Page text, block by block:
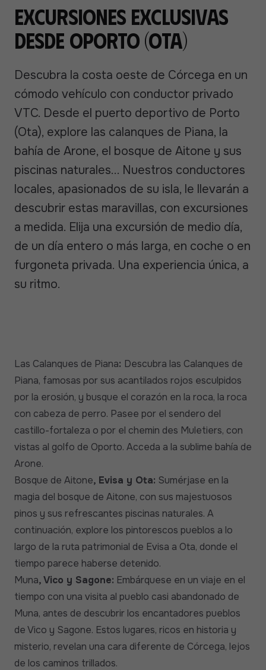
Excursiones exclusivas
desde Oporto (Ota)
Descubra la costa oeste de Córcega en un
cómodo vehículo con conductor privado
VTC. Desde el puerto deportivo de Porto
(Ota), explore las calanques de Piana, la
bahía de Arone, el bosque de Aitone y sus
piscinas naturales... Nuestros conductores
locales, apasionados de su isla, le llevarán a
descubrir estas maravillas, con excursiones
a medida. Elija una excursión de medio día,
de un día entero o más larga, en coche o en
furgoneta privada. Una experiencia única, a
su ritmo.
Las Calanques de Piana: Descubra las Calanques de
Piana, famosas por sus acantilados rojos esculpidos
por la erosión, y busque el corazón en la roca, la roca
con cabeza de perro. Pasee por el sendero del
castillo-fortaleza o por el chemin des Muletiers, con
vistas al golfo de Oporto. Acceda a la sublime bahía de
Arone.
Bosque de Aitone, Evisa y Ota: Sumérjase en la
magia del bosque de Aitone, con sus majestuosos
pinos y sus refrescantes piscinas naturales. A
continuación, explore los pintorescos pueblos a lo
largo de la ruta patrimonial de Evisa a Ota, donde el
tiempo parece haberse detenido.
Muna, Vico y Sagone: Embárquese en un viaje en el
tiempo con una visita al pueblo casi abandonado de
Muna, antes de descubrir los encantadores pueblos
de Vico y Sagone. Estos lugares, ricos en historia y
misterio, revelan una cara diferente de Córcega, lejos
de los caminos trillados.